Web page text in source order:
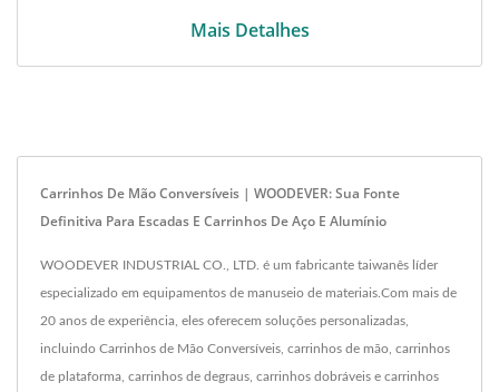
Mais Detalhes
Carrinhos De Mão Conversíveis | WOODEVER: Sua Fonte
Definitiva Para Escadas E Carrinhos De Aço E Alumínio
WOODEVER INDUSTRIAL CO., LTD. é um fabricante taiwanês líder
especializado em equipamentos de manuseio de materiais.Com mais de
20 anos de experiência, eles oferecem soluções personalizadas,
incluindo Carrinhos de Mão Conversíveis, carrinhos de mão, carrinhos
de plataforma, carrinhos de degraus, carrinhos dobráveis e carrinhos